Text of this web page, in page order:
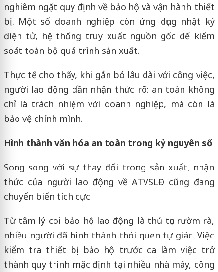
nghiêm ngặt quy định về bảo hộ và vận hành thiết
bị. Một số doanh nghiệp còn ứng dụng nhật ký
điện tử, hệ thống truy xuất nguồn gốc để kiểm
soát toàn bộ quá trình sản xuất.
Thực tế cho thấy, khi gắn bó lâu dài với công việc,
người lao động dần nhận thức rõ: an toàn không
chỉ là trách nhiệm với doanh nghiệp, mà còn là
bảo vệ chính mình.
Hình thành văn hóa an toàn trong kỷ nguyên số
Song song với sự thay đổi trong sản xuất, nhận
thức của người lao động về ATVSLĐ cũng đang
chuyển biến tích cực.
Từ tâm lý coi bảo hộ lao động là thủ tục rườm rà,
nhiều người đã hình thành thói quen tự giác. Việc
kiểm tra thiết bị bảo hộ trước ca làm việc trở
thành quy trình mặc định tại nhiều nhà máy, công